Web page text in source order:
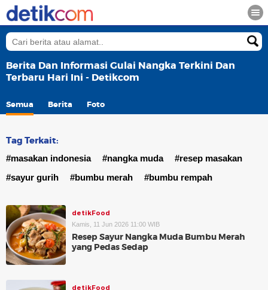
Berita Dan Informasi Gulai Nangka Terkini Dan
Terbaru Hari Ini - Detikcom
Semua Berita Foto
Tag Terkait:
#masakan indonesia #nangka muda
#resep masakan
#sayur gurih
#bumbu merah #bumbu rempah
detikFood
Kamis, 11 Jun 2026 11:00 WIB
Resep Sayur Nangka Muda Bumbu Merah
yang Pedas Sedap
detikFood